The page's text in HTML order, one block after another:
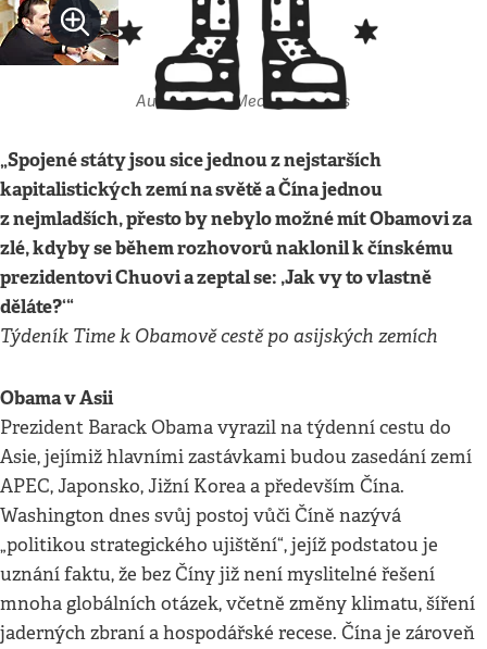
Autor: Globe Media / Reuters
„Spojené státy jsou sice jednou z nejstarších
kapitalistických zemí na světě a Čína jednou
z nejmladších, přesto by nebylo možné mít Obamovi za
zlé, kdyby se během rozhovorů naklonil k čínskému
prezidentovi Chuovi a zeptal se: ,Jak vy to vlastně
děláte?‘“
Týdeník Time k Obamově cestě po asijských zemích
Obama v Asii
Prezident Barack Obama vyrazil na týdenní cestu do
Asie, jejímiž hlavními zastávkami budou zasedání zemí
APEC, Japonsko, Jižní Korea a především Čína.
Washington dnes svůj postoj vůči Číně nazývá
„politikou strategického ujištění“, jejíž podstatou je
uznání faktu, že bez Číny již není myslitelné řešení
mnoha globálních otázek, včetně změny klimatu, šíření
jaderných zbraní a hospodářské recese. Čína je zároveň